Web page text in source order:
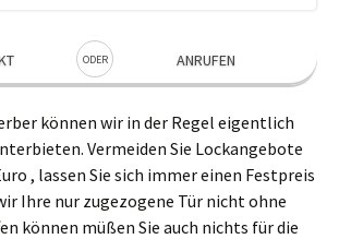
ODER ANRUFEN
können wir in der Regel eigentlich
Vermeiden Sie Lockangebote
, lassen Sie sich immer einen Festpreis
Ihre nur zugezogene Tür nicht ohne
können müßen Sie auch nichts für die